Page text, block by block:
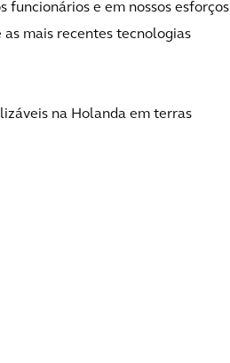
funcionários e em nossos esforços
as mais recentes tecnologias
na Holanda em terras